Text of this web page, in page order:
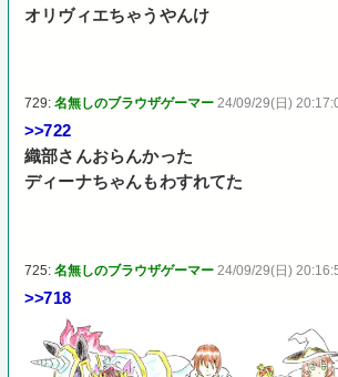
オリヴィエちゃうやんけ
729:名無しのブラウザゲーマー 24/09/29(日)
>>722
織部さんおらんかった
ディーナちゃんもわすれてた
725:名無しのブラウザゲーマー 24/09/29(日)
>>718